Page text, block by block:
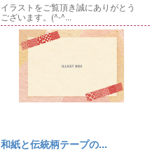
イラストをご覧頂き誠にありがとう
ございます。(^-^...
和紙と伝統柄テープの...